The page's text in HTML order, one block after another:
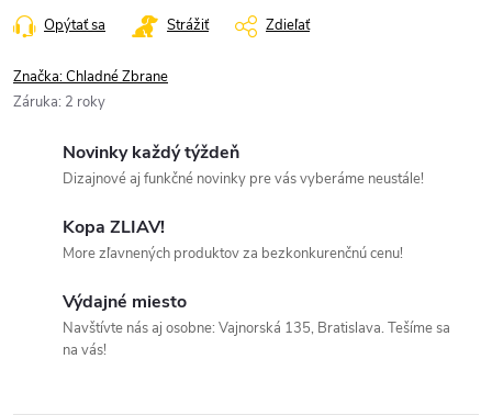
Opýtať sa Strážiť Zdieľať
Značka:Chladné Zbrane
Záruka: 2 roky
Novinky každý týždeň
Dizajnové aj funkčné novinky pre vás vyberáme neustále!
Kopa ZLIAV!
More zľavnených produktov za bezkonkurenčnú cenu!
Výdajné miesto
Navštívte nás aj osobne: Vajnorská 135, Bratislava. Tešíme sa
na vás!